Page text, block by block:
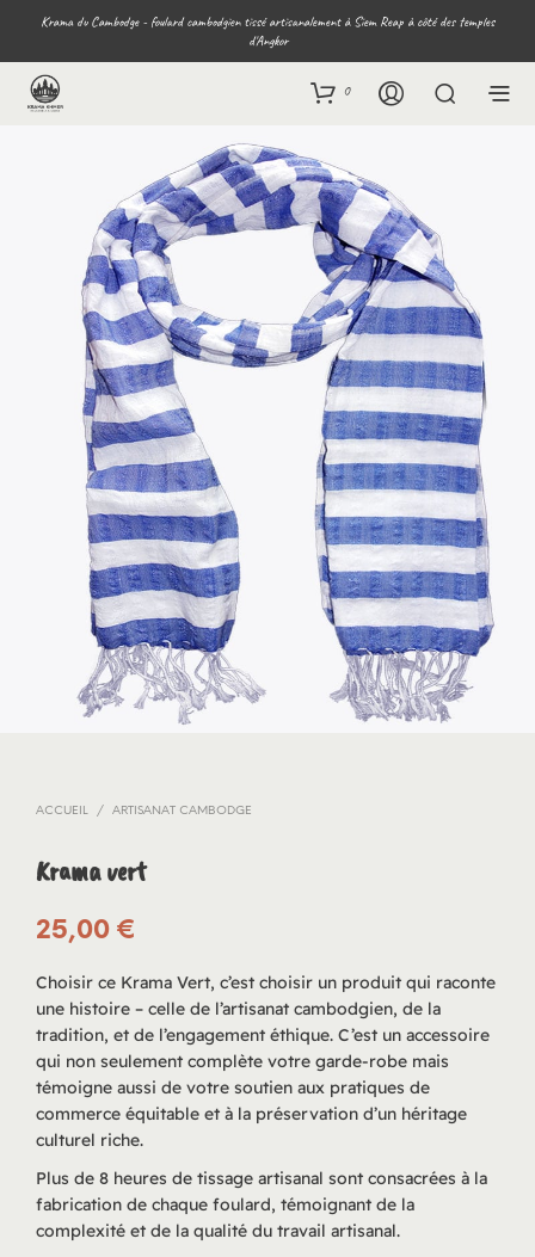
Krama du Cambodge - foulard cambodgien tissé artisanalement à Siem Reap à côté des temples
d'Angkor
0
ACCUEIL / ARTISANAT CAMBODGE
Krama vert
25,00 €
Choisir ce Krama Vert, c’est choisir un produit qui raconte
une histoire – celle de l’artisanat cambodgien, de la
tradition, et de l’engagement éthique. C’est un accessoire
qui non seulement complète votre garde-robe mais
témoigne aussi de votre soutien aux pratiques de
commerce équitable et à la préservation d’un héritage
culturel riche.
Plus de 8 heures de tissage artisanal sont consacrées à la
fabrication de chaque foulard, témoignant de la
complexité et de la qualité du travail artisanal.